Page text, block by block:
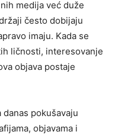
medija već duže
često dobijaju
imaju. Kada se
ličnosti, interesovanje
objava postaje
pokušavaju
objavama i